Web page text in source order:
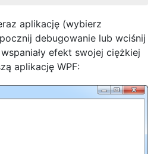
aplikację (wybierz
debugowanie lub wciśnij
efekt swojej ciężkiej
aplikację WPF: